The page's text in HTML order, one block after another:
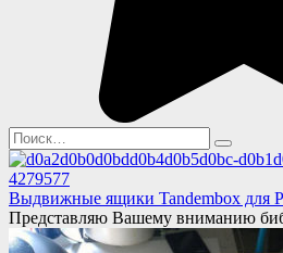
Search
for:
Выдвижные ящики Tandembox для
Представляю Вашему вниманию